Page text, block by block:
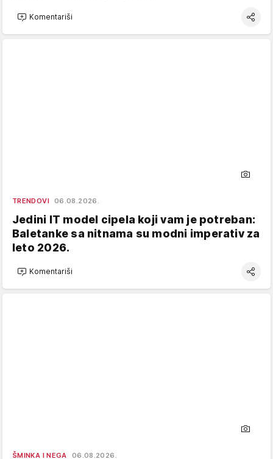
Komentariši
TRENDOVI 06.08.2026.
Jedini IT model cipela koji vam je potreban:
Baletanke sa nitnama su modni imperativ za
leto 2026.
Komentariši
ŠMINKA I NEGA 06.08.2026.